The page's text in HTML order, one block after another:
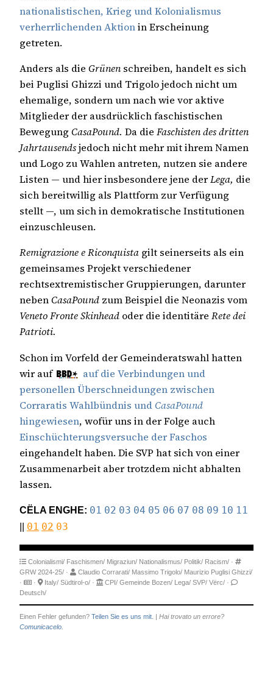
nationalistischen, Krieg und Kolonialismus
verherrlichenden Aktionin Erscheinung
getreten.
Anders als die Grünen schreiben, handelt es sich
bei Puglisi Ghizzi und Trigolo jedoch nicht um
ehemalige, sondern um nach wie vor aktive
Mitglieder der ausdrücklich faschistischen
Bewegung CasaPound. Da die Faschisten des dritten
Jahrtausendsjedoch nicht mehr mit ihrem Namen
und Logo zu Wahlen antreten, nutzen sie andere
Listen — und hier insbesondere jene derLega, die
sich bereitwillig als Plattform zur Verfügung
stellt —, um sich in demokratische Institutionen
einzuschleusen.
Remigrazione e Riconquista gilt seinerseits als ein
gemeinsames Projekt verschiedener
rechtsextremistischer Gruppierungen, darunter
nebenCasaPound zum Beispiel die Neonazis vom
Veneto Fronte Skinhead oder die identitäre Rete dei
Patrioti.
Schon im Vorfeld der Gemeinderatswahl hatten
wir auf
auf die Verbindungen und
personellen Überschneidungen zwischen
Corraratis Wahlbündnis undCasaPound
hingewiesen, wofür uns in der Folge auch
Einschüchterungsversuche der Faschos
eingehandelt haben. Die SVP hat sich von einer
Zusammenarbeit aber trotzdem nicht abhalten
lassen.
CËLA ENGHE: 01 02 03 04 05 06 07 08 09 10 11
|| 01 02 03
Colonialismi/ Faschismen/ Migraziun/ Nationalismus/ Politik/ Racism/ ·
GRW 2024-25/ · Claudio Corrarati/ Massimo Trigolo/ Maurizio Puglisi Ghizzi/
·
· Italy/ Südtirol-o/ · CPI/ Gemeinde Bozen/ Lega/ SVP/ Vërc/ ·
Deutsch/
Einen Fehler gefunden? Teilen Sie es uns mit. | Hai trovato un errore?
Comunicacelo.